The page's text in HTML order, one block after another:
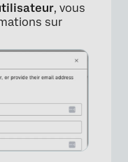
, vous
sur